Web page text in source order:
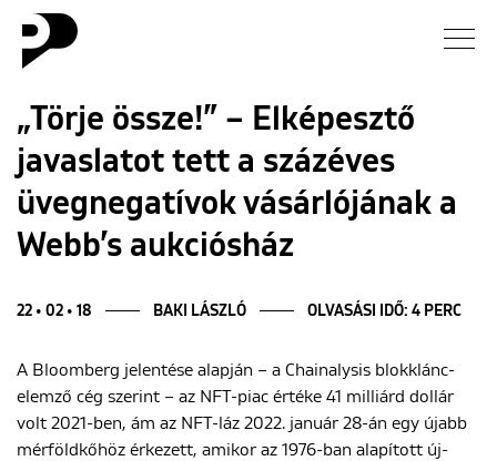
Hírek
Galéria
Rólunk
„Törje össze!” – Elképesztő
javaslatot tett a százéves
üvegnegatívok vásárlójának a
Webb’s aukciósház
22 • 02 • 18 BAKI LÁSZLÓ OLVASÁSI IDŐ: 4 PERC
A Bloomberg jelentése alapján – a Chainalysis blokklánc-
elemző cég szerint – az NFT-piac értéke 41 milliárd dollár
volt 2021-ben, ám az NFT-láz 2022. január 28-án egy újabb
mérföldkőhöz érkezett, amikor az 1976-ban alapított új-